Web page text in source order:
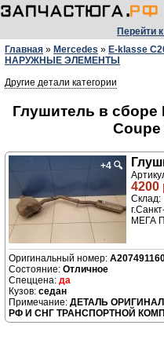
Перейти
Главная » Mercedes » E-klasse
НАРУЖНЫЕ ЭЛЕМЕНТЫ
Другие детали категории
Глушитель в сборе
Coupe
+4 🔍
4200
Склад:
МЕГА
Отличное
да
седан
ДЕТАЛЬ
РФ И СНГ ТРАНСПОРТНОЙ